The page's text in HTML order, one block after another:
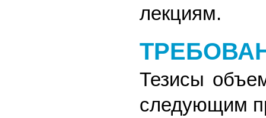
лекциям.
Тезисы
следующим